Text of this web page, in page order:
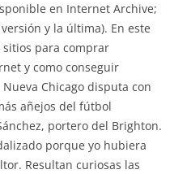
en Internet Archive;
y la última). En este
para comprar
y como conseguir
Chicago disputa con
añejos del fútbol
portero del Brighton.
porque yo hubiera
Resultan curiosas las